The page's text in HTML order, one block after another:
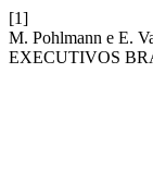
[1]
M. Pohlmann e E.
EXECUTIVOS